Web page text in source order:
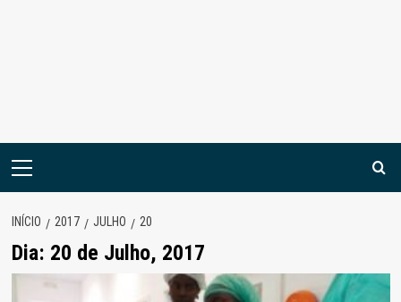
Menu
INÍCIO 2017 JULHO 20
Dia: 20 de Julho, 2017